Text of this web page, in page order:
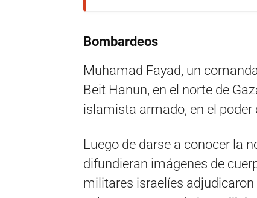
Bombardeos
Muhamad Fayad, un
Beit Hanun, en el norte de
islamista armado, en el poder
Luego de darse a conocer la
difundieran imágenes de
militares israelíes